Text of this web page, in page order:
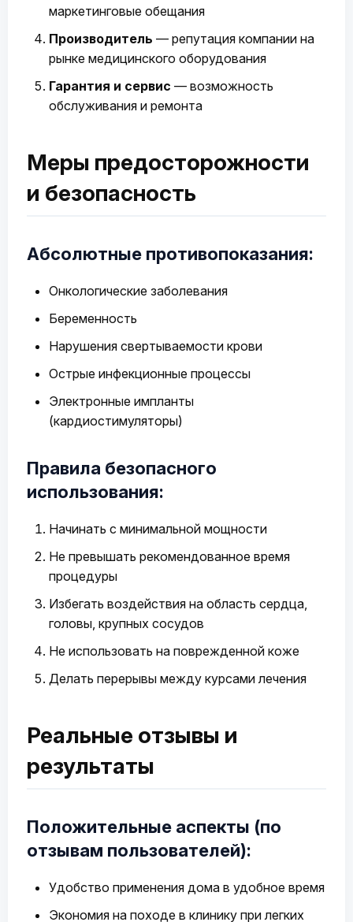
маркетинговые обещания
Производитель — репутация компании на
рынке медицинского оборудования
Гарантия и сервис — возможность
обслуживания и ремонта
Меры предосторожности
и безопасность
Абсолютные противопоказания:
Онкологические заболевания
Беременность
Нарушения свертываемости крови
Острые инфекционные процессы
Электронные импланты
(кардиостимуляторы)
Правила безопасного
использования:
Начинать с минимальной мощности
Не превышать рекомендованное время
процедуры
Избегать воздействия на область сердца,
головы, крупных сосудов
Не использовать на поврежденной коже
Делать перерывы между курсами лечения
Реальные отзывы и
результаты
Положительные аспекты (по
отзывам пользователей):
Удобство применения дома в удобное время
Экономия на походе в клинику при легких